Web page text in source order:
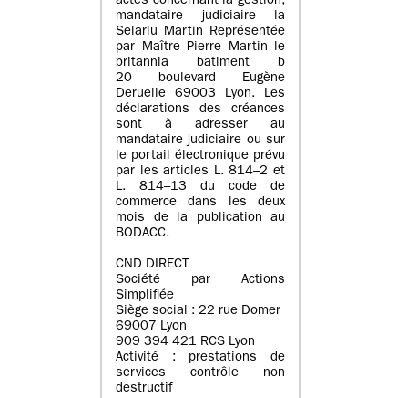
mandataire judiciaire la
Selarlu Martin Représentée
par Maître Pierre Martin le
britannia batiment b
20 boulevard Eugène
Deruelle 69003 Lyon. Les
déclarations des créances
sont à adresser au
mandataire judiciaire ou sur
le portail électronique prévu
par les articles L. 814–2 et
L. 814–13 du code de
commerce dans les deux
mois de la publication au
BODACC.
CND DIRECT
Société par Actions
Simplifiée
Siège social : 22 rue Domer
69007 Lyon
909 394 421 RCS Lyon
Activité : prestations de
services contrôle non
destructif